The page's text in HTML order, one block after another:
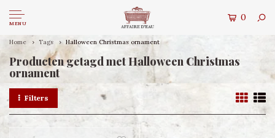
MENU
0
Home Tags Halloween Christmas ornament
Producten getagd met Halloween Christmas
ornament
Filters